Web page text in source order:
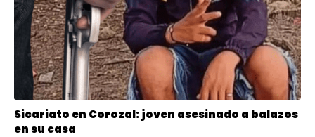
Sicariato en Corozal: joven asesinado a balazos
en su casa